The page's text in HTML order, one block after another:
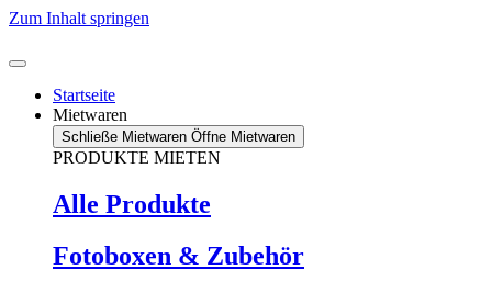
Zum Inhalt springen
Startseite
Mietwaren
Schließe Mietwaren Öffne Mietwaren
PRODUKTE MIETEN
Alle Produkte
Fotoboxen & Zubehör